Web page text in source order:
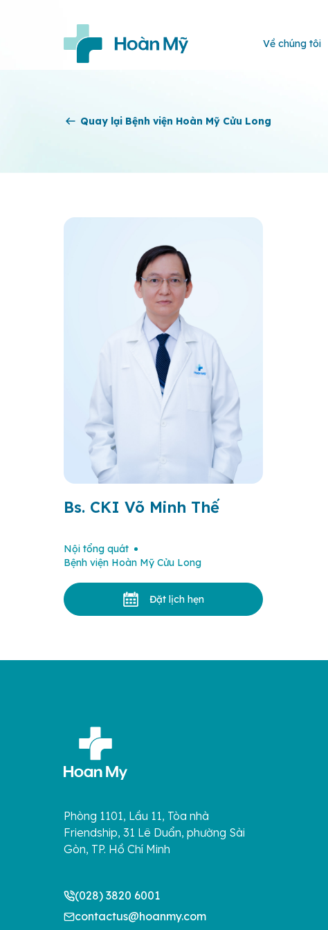
Về chúng tôi
Quay lại Bệnh viện Hoàn Mỹ Cửu Long
Bs. CKI Võ Minh Thế
Nội tổng quát
Bệnh viện Hoàn Mỹ Cửu Long
Đặt lịch hẹn
Phòng 1101, Lầu 11, Tòa nhà
Friendship, 31 Lê Duẩn, phường Sài
Gòn, TP. Hồ Chí Minh
(028) 3820 6001
contactus@hoanmy.com